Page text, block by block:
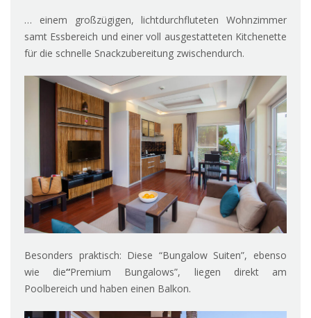
… einem großzügigen, lichtdurchfluteten Wohnzimmer
samt Essbereich und einer voll ausgestatteten Kitchenette
für die schnelle Snackzubereitung zwischendurch.
Besonders praktisch: Diese “Bungalow Suiten”, ebenso
wie die“Premium Bungalows”, liegen direkt am
Poolbereich und haben einen Balkon.